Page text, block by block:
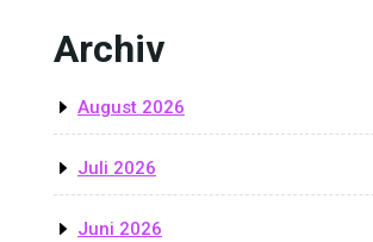
Archiv
August 2026
Juli 2026
Juni 2026